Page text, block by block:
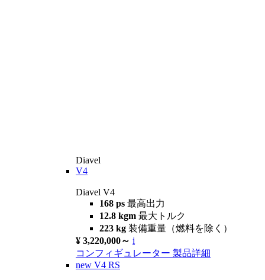
Diavel
V4
Diavel V4
168 ps 最高出力
12.8 kgm 最大トルク
223 kg 装備重量（燃料を除く）
¥ 3,220,000～ i
コンフィギュレーター 製品詳細
new V4 RS